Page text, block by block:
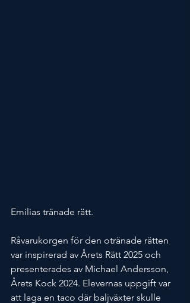
Emilias tränade rätt.
Råvarukorgen för den otränade rätten
var inspirerad av Årets Rätt 2025 och
presenterades av Michael Andersson,
Årets Kock 2024. Elevernas uppgift var
att laga en taco där baljväxter skulle